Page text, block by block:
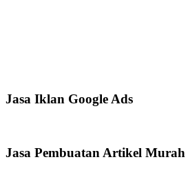
Jasa Iklan Google Ads
Jasa Pembuatan Artikel Murah